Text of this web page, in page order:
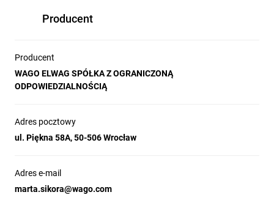
Producent
Producent
WAGO ELWAG SPÓŁKA Z OGRANICZONĄ
ODPOWIEDZIALNOŚCIĄ
Adres pocztowy
ul. Piękna 58A, 50-506 Wrocław
Adres e-mail
marta.sikora@wago.com